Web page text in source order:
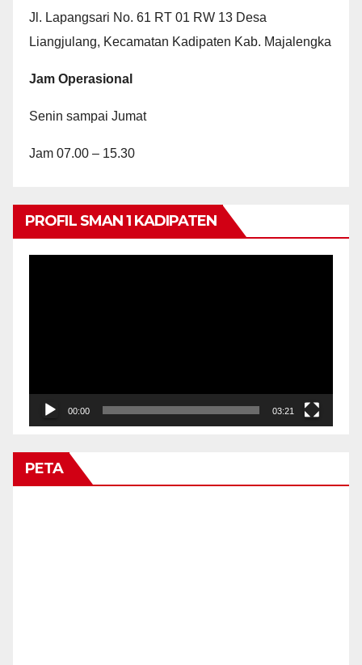
Jl. Lapangsari No. 61 RT 01 RW 13 Desa
Liangjulang, Kecamatan Kadipaten Kab. Majalengka
Jam Operasional
Senin sampai Jumat
Jam 07.00 – 15.30
PROFIL SMAN 1 KADIPATEN
00:00 03:21
PETA